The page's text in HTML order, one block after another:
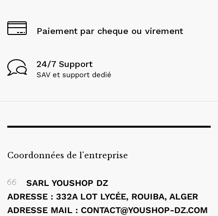
Paiement par cheque ou virement
24/7 Support
SAV et support dedié
Coordonnées de l'entreprise
SARL YOUSHOP DZ
ADRESSE : 332A LOT LYCÉE, ROUIBA, ALGER
ADRESSE MAIL : CONTACT@YOUSHOP-DZ.COM